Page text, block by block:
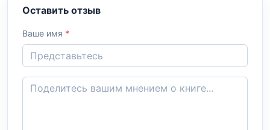
Оставить отзыв
Ваше имя *